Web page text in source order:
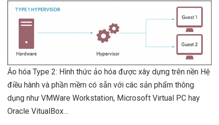
Ảo hóa Type 2: Hình thức ảo hóa được xây dựng trên nền Hệ
điều hành và phần mềm có sẵn với các sản phẩm thông
dụng như VMWare Workstation, Microsoft Virtual PC hay
Oracle VitualBox…